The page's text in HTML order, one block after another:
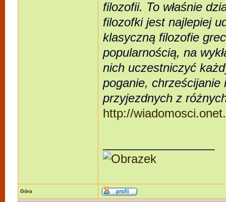
filozofii. To właśnie
filozofki jest najlepiej
klasyczną filozofie
popularnością, na
nich uczestniczyć
poganie, chrześcijanie
przyjezdnych z
http://
Góra